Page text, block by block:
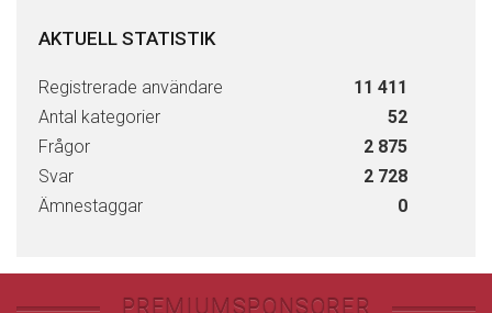
AKTUELL STATISTIK
Registrerade användare
11 411
Antal kategorier
52
Frågor
2 875
Svar
2 728
Ämnestaggar
0
PREMIUMSPONSORER